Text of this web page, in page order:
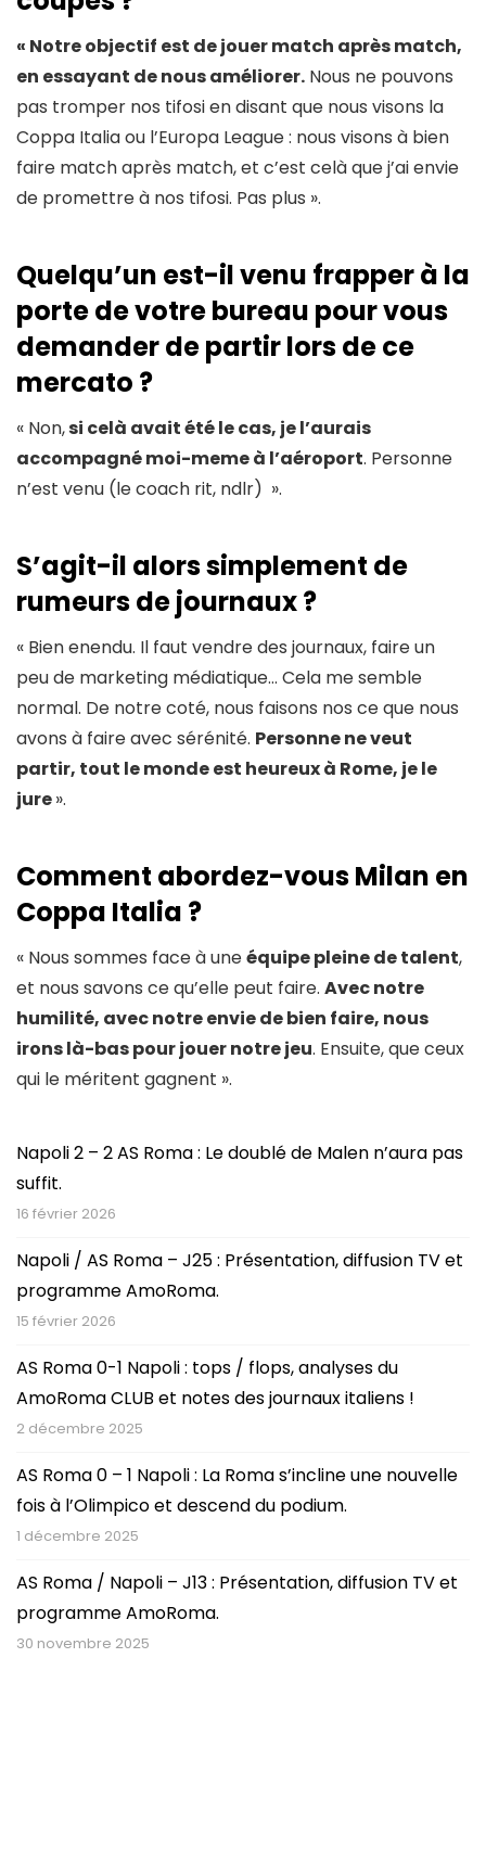
« Notre objectif est de jouer match après match,
en essayant de nous améliorer. Nous ne pouvons
pas tromper nos tifosi en disant que nous visons la
Coppa Italia ou l’Europa League : nous visons à bien
faire match après match, et c’est celà que j’ai envie
de promettre à nos tifosi. Pas plus ».
Quelqu’un est-il venu frapper à la
porte de votre bureau pour vous
demander de partir lors de ce
mercato ?
« Non,si celà avait été le cas, je l’aurais
accompagné moi-meme à l’aéroport. Personne
n’est venu (le coach rit, ndlr) ».
S’agit-il alors simplement de
rumeurs de journaux ?
« Bien enendu. Il faut vendre des journaux, faire un
peu de marketing médiatique… Cela me semble
normal. De notre coté, nous faisons nos ce que nous
avons à faire avec sérénité. Personne ne veut
partir, tout le monde est heureux à Rome, je le
jure».
Comment abordez-vous Milan en
Coppa Italia ?
« Nous sommes face à uneéquipe pleine de talent,
et nous savons ce qu’elle peut faire. Avec notre
humilité, avec notre envie de bien faire, nous
irons là-bas pour jouer notre jeu. Ensuite, que ceux
qui le méritent gagnent ».
Napoli 2 – 2 AS Roma : Le doublé de Malen n’aura pas
suffit.
16 février 2026
Napoli / AS Roma – J25 : Présentation, diffusion TV et
programme AmoRoma.
15 février 2026
AS Roma 0-1 Napoli : tops / flops, analyses du
AmoRoma CLUB et notes des journaux italiens !
2 décembre 2025
AS Roma 0 – 1 Napoli : La Roma s’incline une nouvelle
fois à l’Olimpico et descend du podium.
1 décembre 2025
AS Roma / Napoli – J13 : Présentation, diffusion TV et
programme AmoRoma.
30 novembre 2025